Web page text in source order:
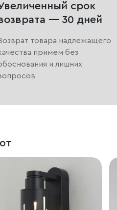
срок
— 30 дней
товара надлежащего
примем без
и лишних